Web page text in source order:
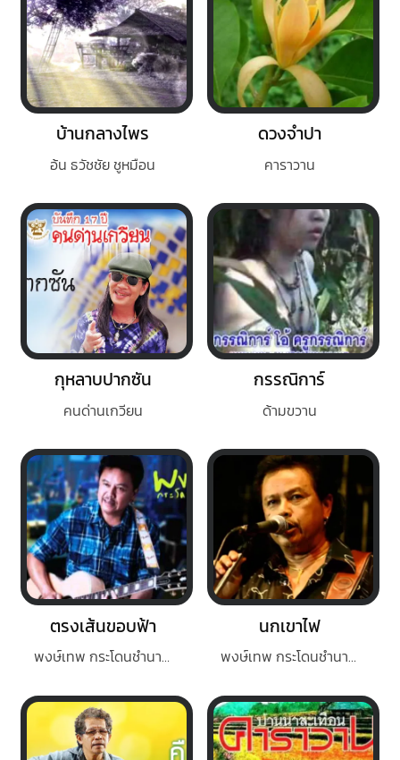
บ้านกลางไพร
อ้น ธวัชชัย ชูหมือน
ดวงจำปา
คาราวาน
กุหลาบปากซัน
คนด่านเกวียน
กรรณิการ์
ด้ามขวาน
ตรงเส้นขอบฟ้า
พงษ์เทพ กระโดนชำนาญ
นกเขาไฟ
พงษ์เทพ กระโดนชำนาญ